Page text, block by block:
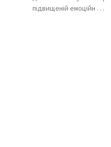
підвищеній емоційн . . .